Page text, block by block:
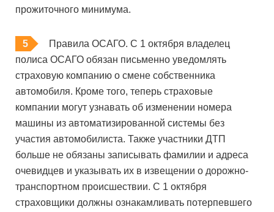
прожиточного минимума.
Правила ОСАГО. С 1 октября владелец
полиса ОСАГО обязан письменно уведомлять
страховую компанию о смене собственника
автомобиля. Кроме того, теперь страховые
компании могут узнавать об изменении номера
машины из автоматизированной системы без
участия автомобилиста. Также участники ДТП
больше не обязаны записывать фамилии и адреса
очевидцев и указывать их в извещении о дорожно-
транспортном происшествии. С 1 октября
страховщики должны ознакамливать потерпевшего